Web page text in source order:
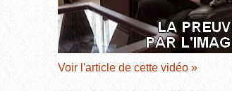
Voir l'article de cette vidéo »